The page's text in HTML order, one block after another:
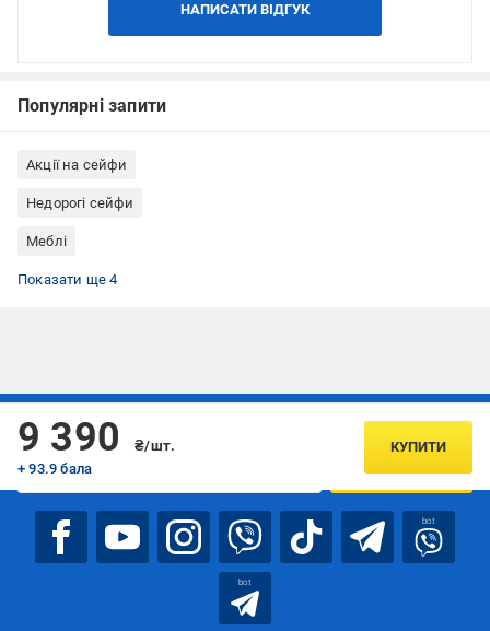
НАПИСАТИ ВІДГУК
Популярні запити
Акції на сейфи
Недорогі сейфи
Меблі
Металеві меблі
Дім та інтер'єр
Сейфи офісні
Сейфи Metalzavod
Показати ще 4
9 390
₴/шт.
+ 93.9 бала
КУПИТИ
Підписуйтесь, щоб дізнаватись першим про акції та пропозиції
ПІДПИСАТИСЯ
bot
bot